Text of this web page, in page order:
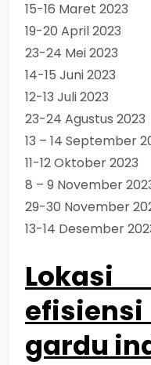
15-16 Maret 2023
19-20 April 2023
23-24 Mei 2023
14-15 Juni 2023
12-13 Juli 2023
23-24 Agustus 2023
13 – 14 September
11-12 Oktober 2023
8 – 9 November
29-30 November
13-14 Desember
gardu